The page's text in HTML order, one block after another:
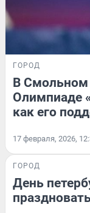
ГОРОД
В Смольном
Олимпиаде
как его
17 февраля, 2026,
ГОРОД
День